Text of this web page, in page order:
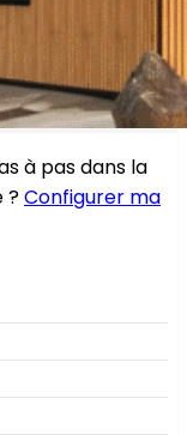
à pas dans la
?Configurer ma